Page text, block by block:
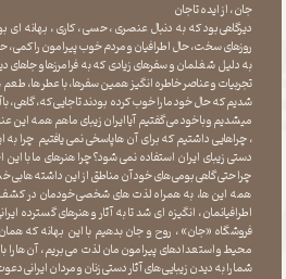
جان ، از ایده تا جان
دیرگاهی بود که به دنبال عنصری ، حسی ، کاری ، بهانه ای
روزهای سخت ، حال اطرافیان و مردم خوب پیرامون را کمی
به دلیل شغلمان و سفرهای زیادی که به فرامرزها و جاهای
تجربیات و عناصر خاطره انگیز همین سفرها ، با عطر ها ،
شدیم که حال خود ما را خوب کرده بودند تا جایی که، گاهی ،
میشدیم و با خود می گفتیم آیا ایران زیبای ما هم همه این
، چراهایی داشتیم که برای آن ها پاسخی نمی یافتیم چرا به
دستی زیبای ایران استفاده نمی شود؟چرا هنرهای ما با
چرا حتی گاهی بومی های خود آن مناطق از این داشته ها بی
همه این ها، به همراه لذت های شخصی خودمان در کشف
اطرافیانمان ، انگیزه ای شد تا به آثار و هنرهای گسترده
فروشگاه «جان» ، روح و جان بدهیم با این بهانه که
محیط و استعدادهای پیرامون مان لذت می بریم ، آن ها را
شما را به دیدن زیبایی های آثار دستی زنان و مردان ایرانی